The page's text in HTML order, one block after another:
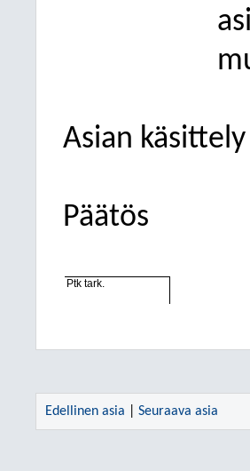
Asian käsittely
Päätös
Ptk tark.
Edellinen asia Seuraava asia